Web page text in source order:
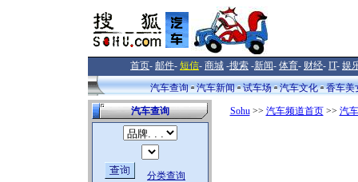
首页- 邮件- 短信- 商城 -搜索 -新闻- 体育- 财经- IT- 娱
汽车查询
汽车新闻 试车场 汽车文化 香车美
汽车查询
分类查询
Sohu>> 汽车频道首页>> 汽